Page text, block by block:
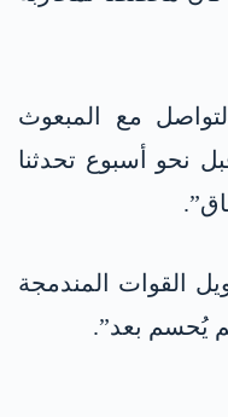
مع المبعوث
نحو أسبوع تحدثنا
القوات المندمجة
يُحسم بعد”.